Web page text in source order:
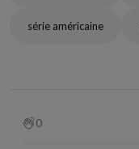
série américaine
0